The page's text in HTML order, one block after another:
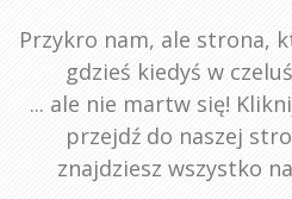
Przykro nam, ale strona,
gdzieś kiedyś w
... ale nie martw się!
przejdź do naszej
znajdziesz wszystko